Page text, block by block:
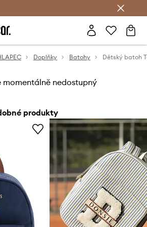
Doplňky Batohy Dětský batoh
momentálně nedostupný
produkty